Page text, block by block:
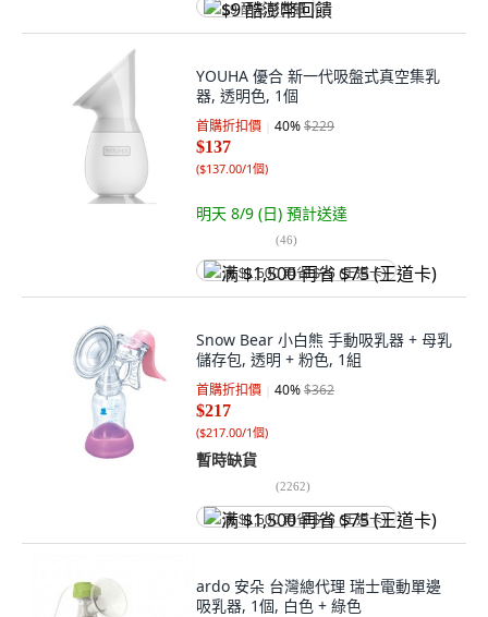
$9 酷澎幣回饋
YOUHA 優合 新一代吸盤式真空集乳
器, 透明色, 1個
首購折扣價 40%$229
$137
($137.00/1個)
明天 8/9 (日) 預計送達
(46)
满 $1,500 再省 $75 (王道卡)
Snow Bear 小白熊 手動吸乳器 + 母乳
儲存包, 透明 + 粉色, 1組
首購折扣價 40%$362
$217
($217.00/1個)
暫時缺貨
(2262)
满 $1,500 再省 $75 (王道卡)
ardo 安朵 台灣總代理 瑞士電動單邊
吸乳器, 1個, 白色 + 綠色